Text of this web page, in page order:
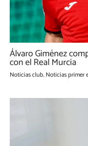
Álvaro Giménez
con el Real Murcia
Noticias club,Noticias primer